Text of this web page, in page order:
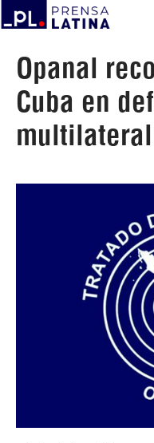
Opanal
Cuba en